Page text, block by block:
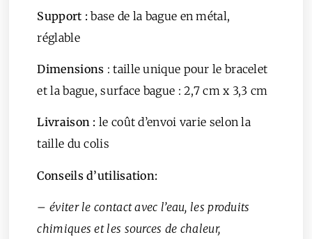
Support : base de la bague en métal,
réglable
Dimensions : taille unique pour le bracelet
et la bague, surface bague : 2,7 cm x 3,3 cm
Livraison : le coût d’envoi varie selon la
taille du colis
Conseils d’utilisation:
– éviter le contact avec l’eau, les produits
chimiques et les sources de chaleur,